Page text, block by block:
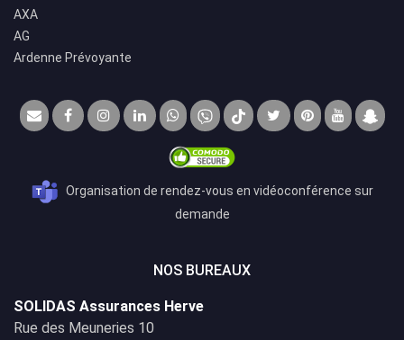
AXA
AG
Ardenne Prévoyante
Organisation de rendez-vous en vidéoconférence sur
demande
NOS BUREAUX
SOLIDAS Assurances Herve
Rue des Meuneries 10